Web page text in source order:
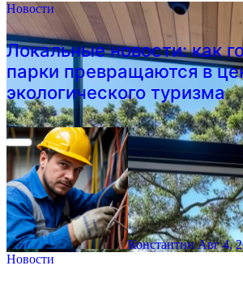
Новости
Локальные новости: как
парки превращаются в
экологического туризма
КонстантинАвг 4,
Новости